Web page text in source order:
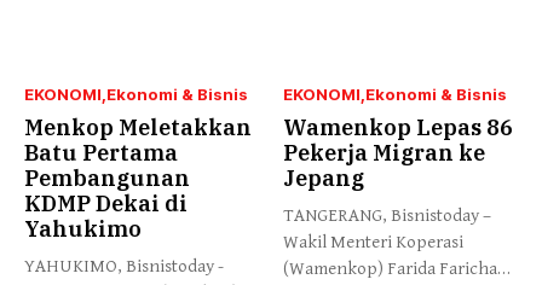
EKONOMI Ekonomi & Bisnis
Menkop Meletakkan
Batu Pertama
Pembangunan
KDMP Dekai di
Yahukimo
YAHUKIMO, Bisnistoday -
EKONOMI Ekonomi & Bisnis
Wamenkop Lepas 86
Pekerja Migran ke
Jepang
TANGERANG, Bisnistoday –
Wakil Menteri Koperasi
(Wamenkop) Farida Farichah